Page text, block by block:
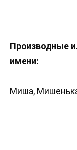
Производные
имени:
Миша,